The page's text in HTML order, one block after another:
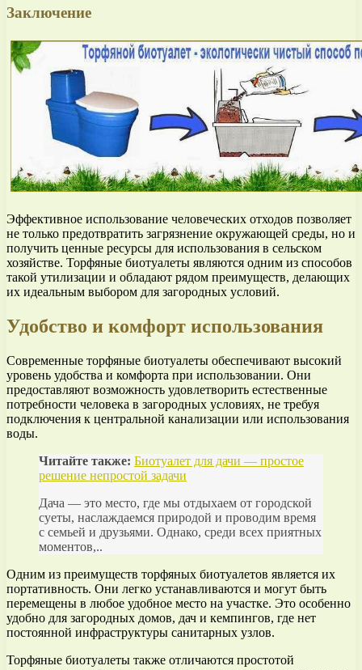
Заключение
Эффективное использование человеческих отходов позволяет
не только предотвратить загрязнение окружающей среды, но и
получить ценные ресурсы для использования в сельском
хозяйстве. Торфяные биотуалеты являются одним из способов
такой утилизации и обладают рядом преимуществ, делающих
их идеальным выбором для загородных условий.
Удобство и комфорт использования
Современные торфяные биотуалеты обеспечивают высокий
уровень удобства и комфорта при использовании. Они
предоставляют возможность удовлетворить естественные
потребности человека в загородных условиях, не требуя
подключения к центральной канализации или использования
воды.
Читайте также: Биотуалет для дачи — простое
решение непростой задачи
Дача — это место, где мы отдыхаем от городской
суеты, наслаждаемся природой и проводим время
с семьей и друзьями. Однако, среди всех приятных
моментов,..
Одним из преимуществ торфяных биотуалетов является их
портативность. Они легко устанавливаются и могут быть
перемещены в любое удобное место на участке. Это особенно
удобно для загородных домов, дач и кемпингов, где нет
постоянной инфраструктуры санитарных узлов.
Торфяные биотуалеты также отличаются простотой